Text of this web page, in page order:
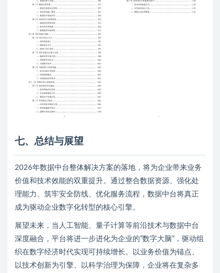
七、总结与展望
2026年数据中台整体解决方案的落地，将为企业带来业务
价值和技术效能的双重提升。通过整合数据资源、强化处
理能力、筑牢安全防线、优化服务流程，数据中台将真正
成为驱动企业数字化转型的核心引擎。
展望未来，当人工智能、量子计算等前沿技术与数据中台
深度融合，平台将进一步进化为企业的”数字大脑”，驱动组
织在数字经济时代实现可持续增长。以业务价值为锚点、
以技术创新为引擎、以科学治理为保障，企业将在复杂多